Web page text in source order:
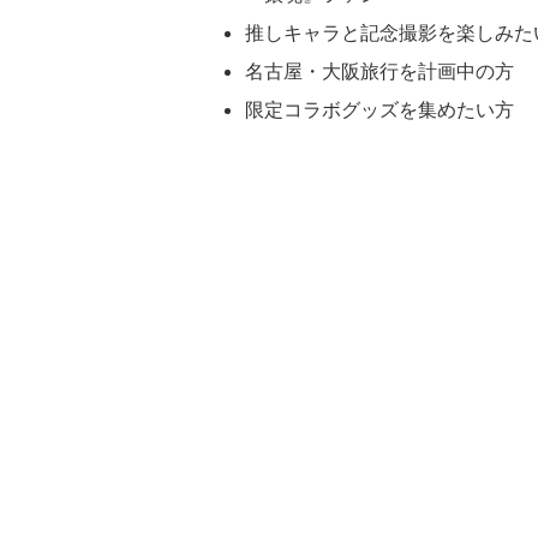
推しキャラと記念撮影を楽しみた
名古屋・大阪旅行を計画中の方
限定コラボグッズを集めたい方